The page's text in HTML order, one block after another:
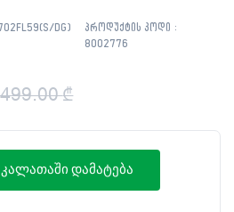
DG)
პროდუქტის კოდი :
8002776
₾
Original
price
Current
price
კალათაში დამატება